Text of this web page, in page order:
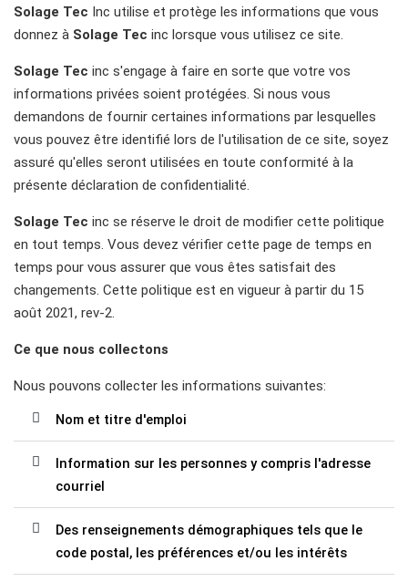
Solage Tec Inc utilise et protège les informations que vous
donnez à Solage Tec inc lorsque vous utilisez ce site.
Solage Tec inc s'engage à faire en sorte que votre vos
informations privées soient protégées. Si nous vous
demandons de fournir certaines informations par lesquelles
vous pouvez être identifié lors de l'utilisation de ce site, soyez
assuré qu'elles seront utilisées en toute conformité à la
présente déclaration de confidentialité.
Solage Tec inc se réserve le droit de modifier cette politique
en tout temps. Vous devez vérifier cette page de temps en
temps pour vous assurer que vous êtes satisfait des
changements. Cette politique est en vigueur à partir du 15
août 2021, rev-2.
Ce que nous collectons
Nous pouvons collecter les informations suivantes:
Nom et titre d'emploi
Information sur les personnes y compris l'adresse
courriel
Des renseignements démographiques tels que le
code postal, les préférences et/ou les intérêts